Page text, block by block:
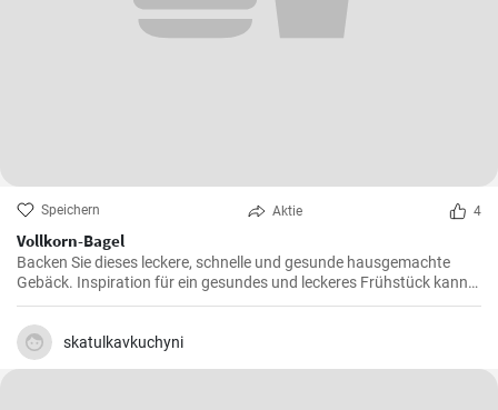
Speichern Aktie 4
Vollkorn-Bagel
Backen Sie dieses leckere, schnelle und gesunde hausgemachte
Gebäck. Inspiration für ein gesundes und leckeres Frühstück kann
man nie genug haben.
skatulkavkuchyni